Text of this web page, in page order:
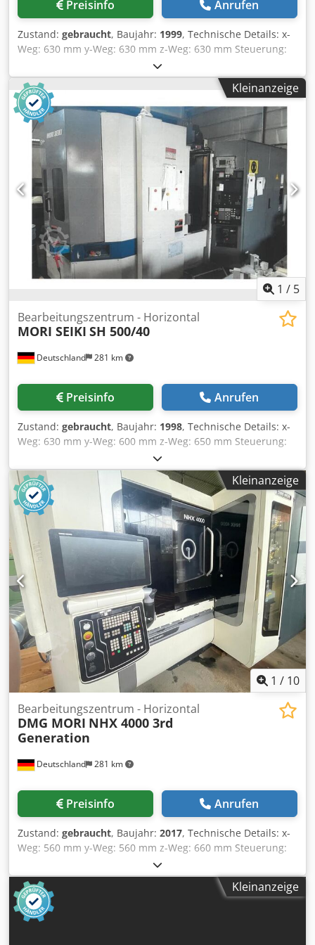
kN- Rohrspann-Lünetten – Max. Verstellgeschwindigkeit
der zentral verfahrbaren Spannquerstangen: 600 mm/min
Preisinfo Anrufen
Zustand: gebraucht, Baujahr: 1999, Technische Details: x-
Weg: 630 mm y-Weg: 630 mm z-Weg: 630 mm Steuerung:
Unipro 90 Palettenwechsler 2x: 400 x 500 Crsdpoy Rmk
Refx Aizef Werkstück - Einbauhöhe: 800 mm gr.spannbares
Werkstück Durchmesser: 720 - 850 mm Spindelaufnahme::
SK 40 Spindeldrehzahlen - stufenlos: 10 - 8000 1/min
Spindel Leistung: 20 / 30 kW Spindel Drehmoment: 95/143
Nm Werkzeugmagazin:: 80 SK 40 Gesamtleistungsbedarf:
55 kW Maschinengewicht ca.: 11 t Maschine mit Siemens
Unipro 90 Steuerung für 5 Achsen mit Zusatzrundtisch auf
einer Palette - Palettenwechsler 2-fach - Werkzeugwechsler
80-fach - Volle A- und B-Achse - Kühlmitteleinrichtung mit
IKZ 7 Druckstufen 5 bis 50 bar - Arbeitsraumspülung -
Werkstückvermessung Blum *
Kleinanzeige
1 / 5
Deutschland 281 km
Bearbeitungszentrum - Horizontal
MORI SEIKI SH 500/40
Preisinfo Anrufen
Zustand: gebraucht, Baujahr: 1998, Technische Details: x-
Weg: 630 mm y-Weg: 600 mm z-Weg: 650 mm Steuerung:
MSC 502 (Fanuc 16) Spindeldrehzahl: 12000 1/min
Spindelmotor: 22 / 18,5 kW Eilgänge x/y/z: 32 m/min
Palettengröße: 500x500 mm Anzahl der Paletten: 2
Tischbelastung: 0,5 t Bearbeitungsdurchmesser: max. 610
mm Werkzeugmagazinplätze: 60 BT40 max.
Werkzeuglänge: 360 mm max. Werkzeuggewicht: 12 kg
Werkzeugwechselzeit: 1,3 sec B-Achse Positionierung
(nicht kontinuierlich): 1 Gesamtleistungsbedarf: 50 kVA
Maschinengewicht ca.: 14 t Raumbedarf ca.: 3,3 x 5,8 x 3,2
m Zubehör: Späneförderer Spindellastmonitor Typ C
Kühlmittelpistole am Arbeitsplatz Fasen und Ecken runden
Werkzeugstandzeitüberwachung Crjdpfxoy Er Tgj Aizef
Interface für innere Kühlmittelzufuhr Horizontales
Bearbeitungszentrum mit 2 fach Palettensystem, sowie:
Innere Kühlmittelzufuhr Interface 60
Werkzeugmagazinplätze, B-Achse Indexierung 1° *
Kleinanzeige
1 / 10
Deutschland 281 km
Bearbeitungszentrum - Horizontal
DMG MORI NHX 4000 3rd
Generation
Preisinfo Anrufen
Zustand: gebraucht, Baujahr: 2017, Technische Details: x-
Weg: 560 mm y-Weg: 560 mm z-Weg: 660 mm Steuerung:
Celos Siemens 840D SL Operate ERGOline Multitouch
Drehzahl: 20 - 20.000 1/min Spindelmotor: 25/ 35 kW
Drehmoment an der Spindel: 86 / 130 Werkzeugaufnahme:
HSK-A63 Werkzeugmagazinplätze: 60
Werkzeugdurchmesser max.: 70 mm
Kleinanzeige